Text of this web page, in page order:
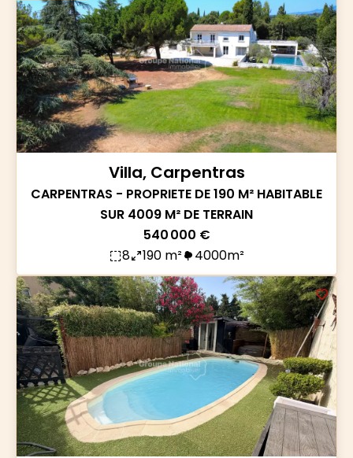
Villa, Carpentras
CARPENTRAS - PROPRIETE DE 190 M² HABITABLE
SUR 4009 M² DE TERRAIN
540 000 €
8
190 m² 4000m²